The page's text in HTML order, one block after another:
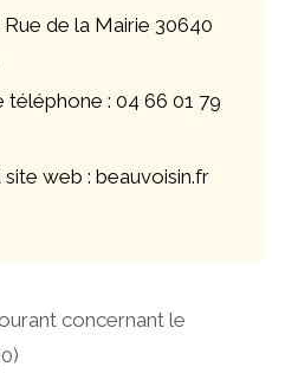
de la Mairie 30640
téléphone : 04 66 01 79
web : beauvoisin.fr
concernant le